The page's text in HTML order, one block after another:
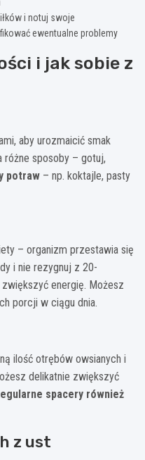
i notuj swoje
ewentualne problemy
i jak sobie z
aby urozmaicić smak
różne sposoby – gotuj,
potraw – np. koktajle, pasty
– organizm przestawia się
i nie rezygnuj z 20-
energię. Możesz
porcji w ciągu dnia.
ilość otrębów owsianych i
delikatnie zwiększyć
spacery również
z ust